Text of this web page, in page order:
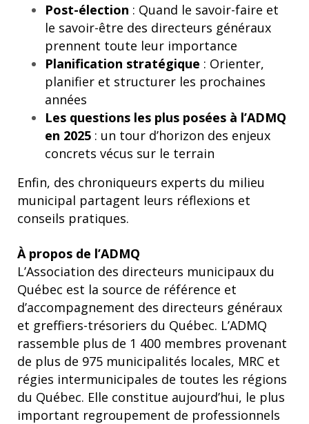
Post-élection : Quand le savoir-faire et
le savoir-être des directeurs généraux
prennent toute leur importance
Planification stratégique : Orienter,
planifier et structurer les prochaines
années
Les questions les plus posées à l’ADMQ
en 2025 : un tour d’horizon des enjeux
concrets vécus sur le terrain
Enfin, des chroniqueurs experts du milieu
municipal partagent leurs réflexions et
conseils pratiques.
À propos de l’ADMQ
L’Association des directeurs municipaux du
Québec est la source de référence et
d’accompagnement des directeurs généraux
et greffiers-trésoriers du Québec. L’ADMQ
rassemble plus de 1 400 membres provenant
de plus de 975 municipalités locales, MRC et
régies intermunicipales de toutes les régions
du Québec. Elle constitue aujourd’hui, le plus
important regroupement de professionnels